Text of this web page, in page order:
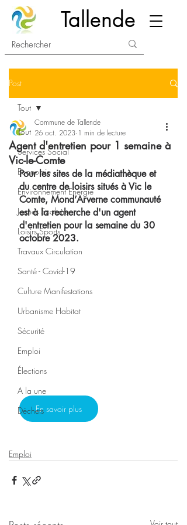
Tallende
Post
Tout
Services Social
Economie
Environnement Energie
Jeunes Scolaire
Loisirs Sports
Travaux Circulation
Santé - Covid-19
Culture Manifestations
Urbanisme Habitat
Sécurité
Emploi
Élections
A la une
Déchets
Tout
Agent d'entretien pour 1 semaine à
Vic-le-Comte
Commune de Tallende
26 oct. 2023 1 min de lecture
Pour les sites de la médiathèque et
du centre de loisirs situés à Vic le
Comte, Mond’Arverne communauté
est à la recherche d'un agent
d'entretien pour la semaine du 30
octobre 2023.
En savoir plus
Emploi